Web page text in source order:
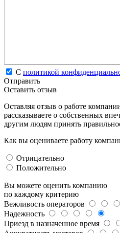
С политикой
Отправить
Оставить отзыв
Оставляя отзыв о работе
рассказываете о собственных
другим людям принять
Как вы оцениваете работу
Отрицательно
Положительно
Вы можете оценить компанию
по каждому критерию
Вежливость операторов
Надежность
Приезд в назначенное время